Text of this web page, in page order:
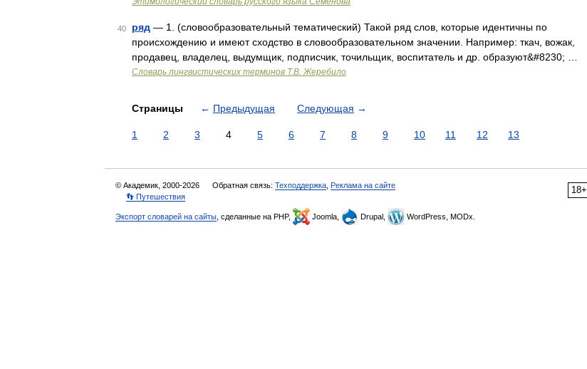
40 ряд — 1. (словообразовательный тематический) Такой ряд слов, которые идентичны по
происхождению и имеют сходство в словообразовательном значении. Например: ткач, вожак,
продавец, владелец, выдумщик, подписчик, точильщик, воспитатель и др. образуют&#8230; …
Словарь лингвистических терминов Т.В. Жеребило
Страницы ← Предыдущая Следующая →
1 2 3 4 5 6 7 8 9 10 11 12 13
18+
© Академик, 2000-2026 Обратная связь: Техподдержка Реклама на сайте
👣 Путешествия
Экспорт словарей на сайты , сделанные на PHP, Joomla, Drupal, WordPress, MODx.